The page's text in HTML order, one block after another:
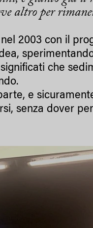
altro per
2003 con il
che
e
senza dover